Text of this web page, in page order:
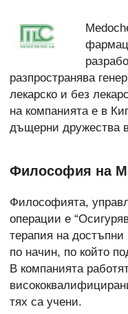
разпространява
лекарско и без
на компанията е в
дъщерни дружества
Философия на
Философията,
операции е
терапия на достъпни
по начин, по който
В компанията
тях са учени.